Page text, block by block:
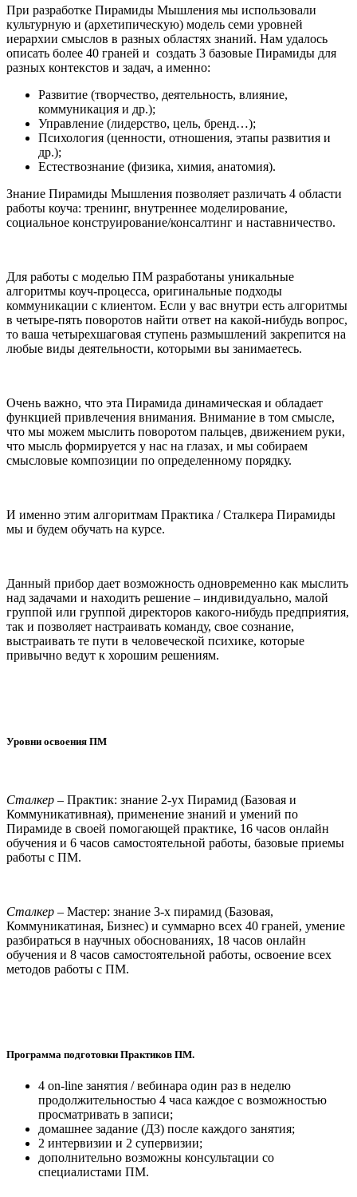
При разработке Пирамиды Мышления мы использовали
культурную и (архетипическую) модель семи уровней
иерархии смыслов в разных областях знаний. Нам удалось
описать более 40 граней и создать 3 базовые Пирамиды для
разных контекстов и задач, а именно:
Развитие (творчество, деятельность, влияние,
коммуникация и др.);
Управление (лидерство, цель, бренд…);
Психология (ценности, отношения, этапы развития и
др.);
Естествознание (физика, химия, анатомия).
Знание Пирамиды Мышления позволяет различать 4 области
работы коуча: тренинг, внутреннее моделирование,
социальное конструирование/консалтинг и наставничество.
Для работы с моделью ПМ разработаны уникальные
алгоритмы коуч-процесса, оригинальные подходы
коммуникации с клиентом. Если у вас внутри есть алгоритмы
в четыре-пять поворотов найти ответ на какой-нибудь вопрос,
то ваша четырехшаговая ступень размышлений закрепится на
любые виды деятельности, которыми вы занимаетесь.
Очень важно, что эта Пирамида динамическая и обладает
функцией привлечения внимания. Внимание в том смысле,
что мы можем мыслить поворотом пальцев, движением руки,
что мысль формируется у нас на глазах, и мы собираем
смысловые композиции по определенному порядку.
И именно этим алгоритмам Практика / Сталкера Пирамиды
мы и будем обучать на курсе.
Данный прибор дает возможность одновременно как мыслить
над задачами и находить решение – индивидуально, малой
группой или группой директоров какого-нибудь предприятия,
так и позволяет настраивать команду, свое сознание,
выстраивать те пути в человеческой психике, которые
привычно ведут к хорошим решениям.
Уровни освоения ПМ
Сталкер – Практик: знание 2-ух Пирамид (Базовая и
Коммуникативная), применение знаний и умений по
Пирамиде в своей помогающей практике, 16 часов онлайн
обучения и 6 часов самостоятельной работы, базовые приемы
работы с ПМ.
Сталкер – Мастер: знание 3-х пирамид (Базовая,
Коммуникатиная, Бизнес) и суммарно всех 40 граней, умение
разбираться в научных обоснованиях, 18 часов онлайн
обучения и 8 часов самостоятельной работы, освоение всех
методов работы с ПМ.
Программа подготовки Практиков ПМ.
4 on-line занятия / вебинара один раз в неделю
продолжительностью 4 часа каждое с возможностью
просматривать в записи;
домашнее задание (ДЗ) после каждого занятия;
2 интервизии и 2 супервизии;
дополнительно возможны консультации со
специалистами ПМ.